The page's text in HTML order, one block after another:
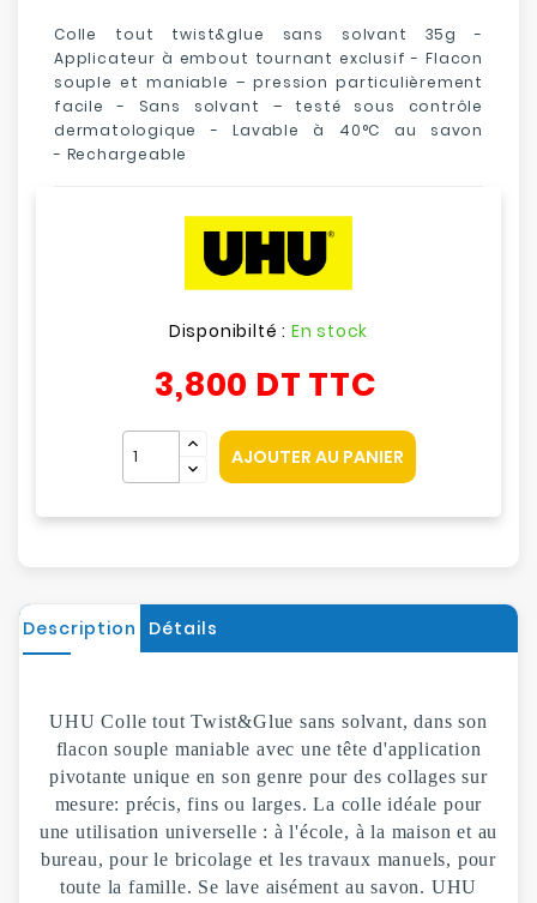
Colle tout twist&glue sans solvant 35g -
Applicateur à embout tournant exclusif - Flacon
souple et maniable – pression particulièrement
facile - Sans solvant – testé sous contrôle
dermatologique - Lavable à 40°C au savon
- Rechargeable
Disponibilté : En stock
3,800 DT TTC
AJOUTER AU PANIER
Description Détails
UHU Colle tout Twist&Glue sans solvant, dans son
flacon souple maniable avec une tête d'application
pivotante unique en son genre pour des collages sur
mesure: précis, fins ou larges. La colle idéale pour
une utilisation universelle : à l'école, à la maison et au
bureau, pour le bricolage et les travaux manuels, pour
toute la famille. Se lave aisément au savon. UHU